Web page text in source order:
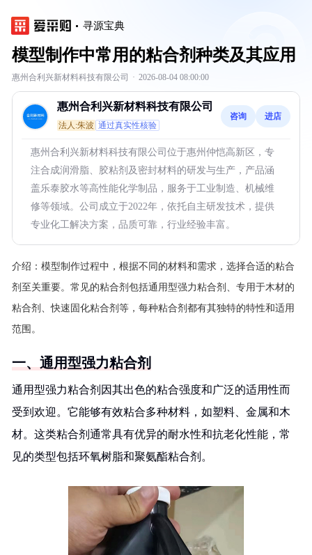
寻源宝典
模型制作中常用的粘合剂种类及其应用
惠州合利兴新材料科技有限公司 · 2026-08-04 08:00:00
惠州合利兴新材料科技有限公司
法人:朱波 通过真实性核验
咨询 进店
惠州合利兴新材料科技有限公司位于惠州仲恺高新区，专
注合成润滑脂、胶粘剂及密封材料的研发与生产，产品涵
盖乐泰胶水等高性能化学制品，服务于工业制造、机械维
修等领域。公司成立于2022年，依托自主研发技术，提供
专业化工解决方案，品质可靠，行业经验丰富。
介绍： 模型制作过程中，根据不同的材料和需求，选择合适的粘合
剂至关重要。常见的粘合剂包括通用型强力粘合剂、专用于木材的
粘合剂、快速固化粘合剂等，每种粘合剂都有其独特的特性和适用
范围。
一、通用型强力粘合剂
通用型强力粘合剂因其出色的粘合强度和广泛的适用性而
受到欢迎。它能够有效粘合多种材料，如塑料、金属和木
材。这类粘合剂通常具有优异的耐水性和抗老化性能，常
见的类型包括环氧树脂和聚氨酯粘合剂。